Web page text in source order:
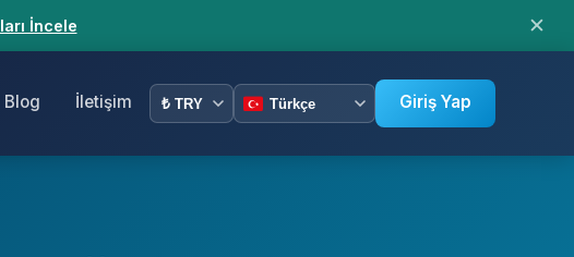
İncele ✕
Blog İletişim Giriş Yap